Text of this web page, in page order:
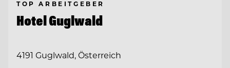
TOP ARBEITGEBER
Hotel Guglwald
4191 Guglwald, Österreich